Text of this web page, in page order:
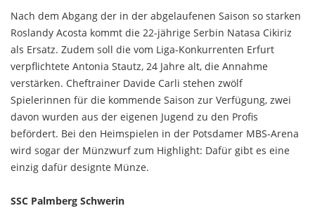
Nach dem Abgang der in der abgelaufenen Saison so starken
Roslandy Acosta kommt die 22-jährige Serbin Natasa Cikiriz
als Ersatz. Zudem soll die vom Liga-Konkurrenten Erfurt
verpflichtete Antonia Stautz, 24 Jahre alt, die Annahme
verstärken. Cheftrainer Davide Carli stehen zwölf
Spielerinnen für die kommende Saison zur Verfügung, zwei
davon wurden aus der eigenen Jugend zu den Profis
befördert. Bei den Heimspielen in der Potsdamer MBS-Arena
wird sogar der Münzwurf zum Highlight: Dafür gibt es eine
einzig dafür designte Münze.
SSC Palmberg Schwerin